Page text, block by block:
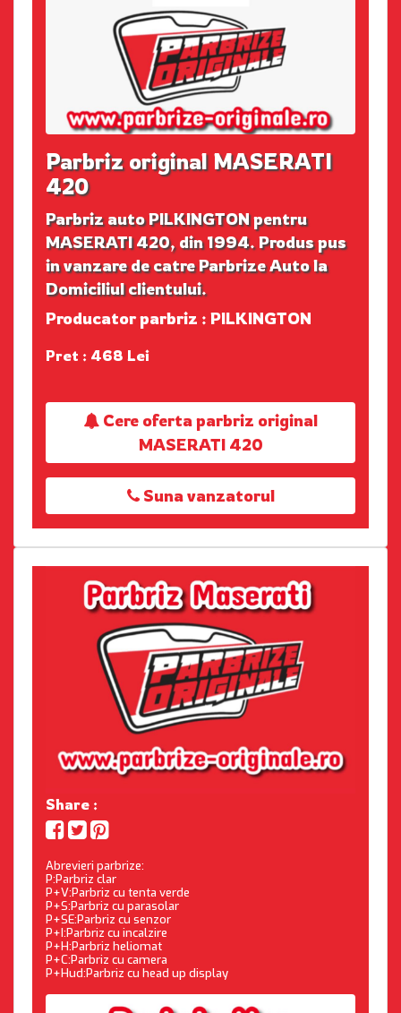
Parbriz original MASERATI
420
Parbriz auto PILKINGTON pentru
MASERATI 420, din 1994. Produs pus
in vanzare de catre Parbrize Auto la
Domiciliul clientului.
Producator parbriz : PILKINGTON
Pret : 468 Lei
Cere oferta parbriz original
MASERATI 420
Suna vanzatorul
Share :
Abrevieri parbrize:
P:Parbriz clar
P+V:Parbriz cu tenta verde
P+S:Parbriz cu parasolar
P+SE:Parbriz cu senzor
P+I:Parbriz cu incalzire
P+H:Parbriz heliomat
P+C:Parbriz cu camera
P+Hud:Parbriz cu head up display